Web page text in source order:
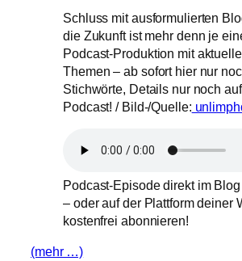
Schluss mit ausformulierten
die Zukunft ist mehr denn je
Podcast-Produktion mit
Themen – ab sofort hier nur
Stichwörte, Details nur noch
Podcast! / Bild-/Quelle:
Podcast-Episode direkt im
– oder auf der Plattform deiner
kostenfrei abonnieren!
(mehr …)